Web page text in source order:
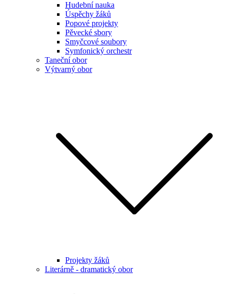
Hudební nauka
Úspěchy žáků
Popové projekty
Pěvecké sbory
Smyčcové soubory
Symfonický orchestr
Taneční obor
Výtvarný obor
Projekty žáků
Literárně - dramatický obor